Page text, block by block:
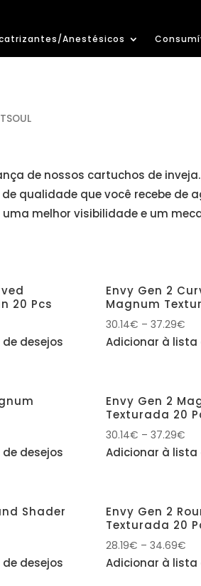
Anestésicos
de nossos cartuchos de
qualidade que você recebe de
melhor visibilidade e um
20 Pcs
desejos
Envy Gen 2
Magnum
30.14€ –37.29€
Adicionar à lista
desejos
Envy Gen 2
Texturada 20
30.14€ –37.29€
Adicionar à lista
Shader
desejos
Envy Gen 2
Texturada 20
28.19€ –34.69€
Adicionar à lista